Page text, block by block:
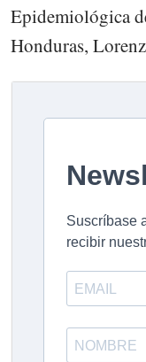
Epidemiológica
Honduras,